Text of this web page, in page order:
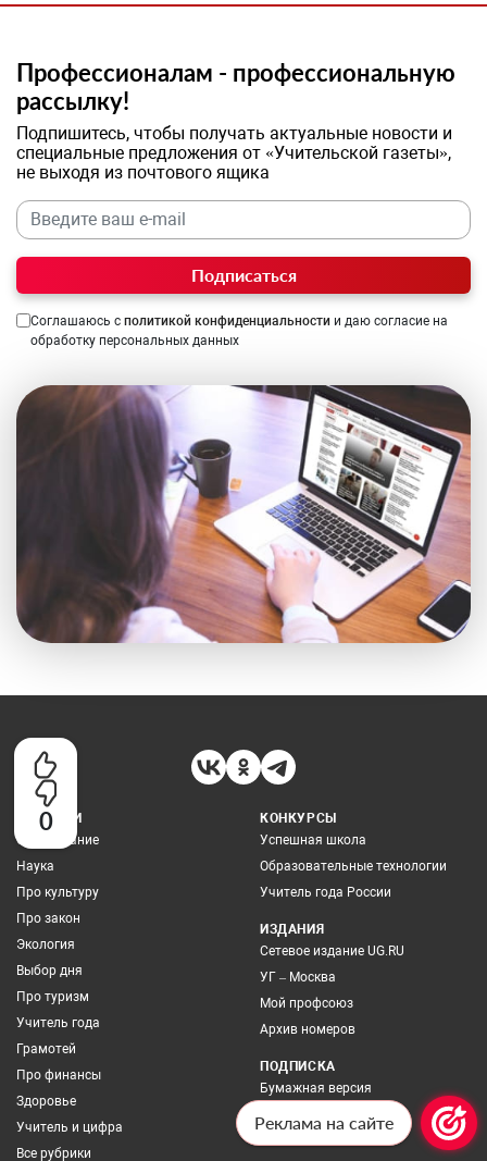
0
Профессионалам - профессиональную
рассылку!
Подпишитесь, чтобы получать актуальные новости и
специальные предложения от «Учительской газеты»,
не выходя из почтового ящика
Подписаться
Соглашаюсь с политикой конфиденциальности и даю согласие на
обработку персональных данных
РУБРИКИ
Образование
Наука
Про культуру
Про закон
Экология
Выбор дня
Про туризм
Учитель года
Грамотей
Про финансы
Здоровье
Учитель и цифра
Все рубрики
КОНКУРСЫ
Успешная школа
Образовательные технологии
Учитель года России
ИЗДАНИЯ
Сетевое издание UG.RU
УГ – Москва
Мой профсоюз
Архив номеров
ПОДПИСКА
Бумажная версия
Онлайн-версия
Реклама на сайте